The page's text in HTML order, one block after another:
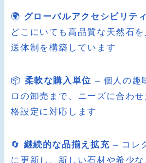
🌍 グローバルアクセシビリティ
どこにいても高品質な天然石
送体制を構築しています
📦 柔軟な購入単位 – 個人の趣
ロの卸売まで、ニーズに合わ
格設定に対応します
🔄 継続的な品揃え拡充 – コレ
に更新し、新しい石材や希少